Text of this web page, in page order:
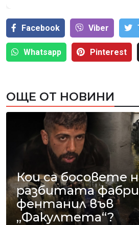
Facebook Viber
Whatsapp Pinterest
ОЩЕ ОТ НОВИНИ
Кои са босовете
разбитата
фентанил във
„Факултета“?